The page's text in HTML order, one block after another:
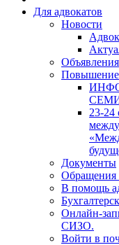
Для адвокатов
Новости
Объявления
Повышение
23-24
Документы
В помощь
Онлайн-
СИЗО.
Войти в